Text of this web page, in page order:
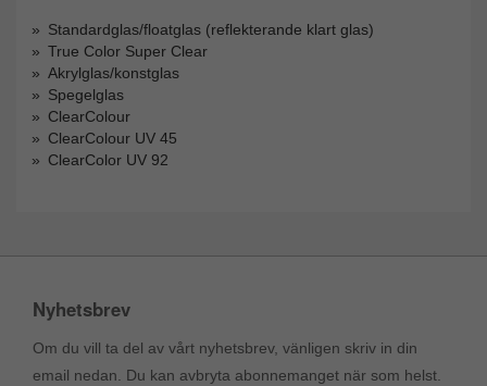
Standardglas/floatglas (reflekterande klart glas)
True Color Super Clear
Akrylglas/konstglas
Spegelglas
ClearColour
ClearColour UV 45
ClearColor UV 92
Nyhetsbrev
Om du vill ta del av vårt nyhetsbrev, vänligen skriv in din
email nedan. Du kan avbryta abonnemanget när som helst.